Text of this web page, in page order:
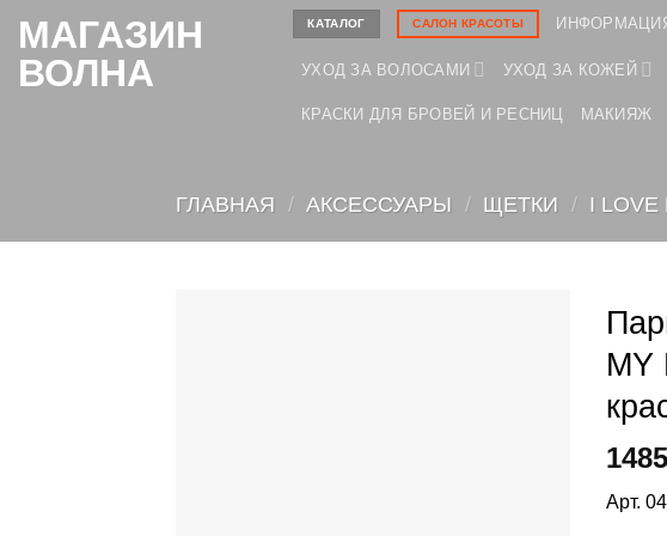
content
МАГАЗИН
ВОЛНА
КАТАЛОГ САЛОН КРАСОТЫ
УХОД ЗА ВОЛОСАМИ УХОД ЗА КОЖЕЙ
КРАСКИ ДЛЯ БРОВЕЙ И РЕСНИЦ МАКИЯЖ
ГЛАВНАЯ / АКСЕССУАРЫ / ЩЕТКИ / I LOVE
MY
Арт.